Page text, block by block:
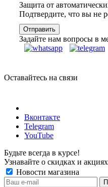
Защита от
Подтвердите, что вы не
Задайте нам вопросы в
Оставайтесь на связи
Вконтакте
Telegram
YouTube
Будьте всегда в курсе!
Узнавайте о скидках и
Новости магазина